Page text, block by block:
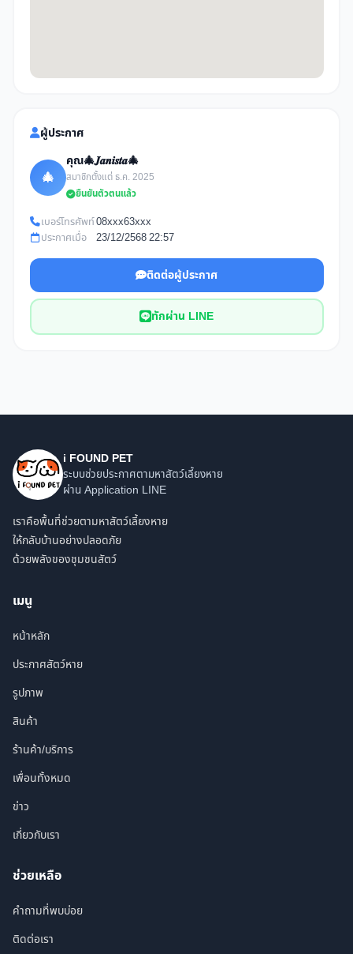
ผู้ประกาศ
🎄
คุณ🎄𝑱𝒂𝒏𝒊𝒔𝒕𝒂🎄
สมาชิกตั้งแต่ ธ.ค. 2025
ยืนยันตัวตนแล้ว
เบอร์โทรศัพท์08xxx63xxx
ประกาศเมื่อ
23/12/2568 22:57
ติดต่อผู้ประกาศ
ทักผ่าน LINE
i FOUND PET
ระบบช่วยประกาศตามหาสัตว์เลี้ยงหาย
ผ่าน Application LINE
เราคือพื้นที่ช่วยตามหาสัตว์เลี้ยงหาย
ให้กลับบ้านอย่างปลอดภัย
ด้วยพลังของชุมชนสัตว์
เมนู
หน้าหลัก
ประกาศสัตว์หาย
รูปภาพ
สินค้า
ร้านค้า/บริการ
เพื่อนทั้งหมด
ข่าว
เกี่ยวกับเรา
ช่วยเหลือ
คำถามที่พบบ่อย
ติดต่อเรา